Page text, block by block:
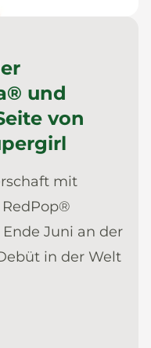
und
von
mit
Juni an der
in der Welt